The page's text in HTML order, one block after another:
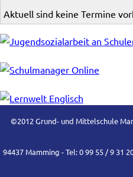
Aktuell sind keine Termine
©2012 Grund- und Mittelschule
94437 Mamming - Tel: 0 99 55 / 9 31